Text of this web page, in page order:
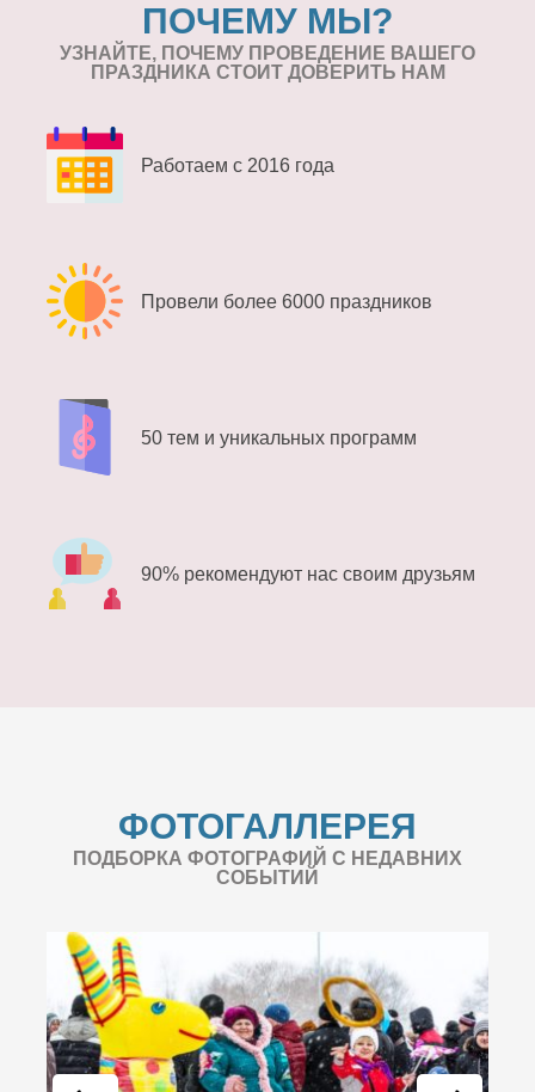
ПОЧЕМУ МЫ?
УЗНАЙТЕ, ПОЧЕМУ ПРОВЕДЕНИЕ ВАШЕГО
ПРАЗДНИКА СТОИТ ДОВЕРИТЬ НАМ
Работаем с 2016 года
Провели более 6000 праздников
50 тем и уникальных программ
90% рекомендуют нас своим друзьям
ФОТОГАЛЛЕРЕЯ
ПОДБОРКА ФОТОГРАФИЙ С НЕДАВНИХ
СОБЫТИЙ